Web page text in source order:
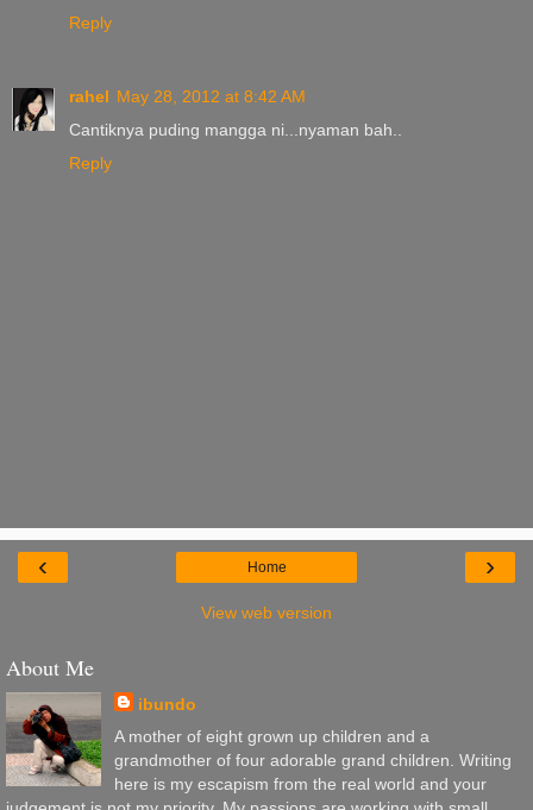
Reply
rahel May 28, 2012 at 8:42 AM
Cantiknya puding mangga ni...nyaman bah..
Reply
‹ ›
Home
View web version
About Me
ibundo
A mother of eight grown up children and a
grandmother of four adorable grand children. Writing
here is my escapism from the real world and your